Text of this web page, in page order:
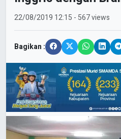
22/08/2019 12:15 - 567 views
Bagikan :